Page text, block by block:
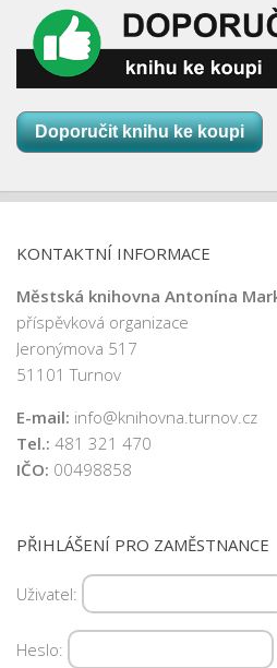
Doporučit knihu ke koupi
KONTAKTNÍ INFORMACE
Městská knihovna Antonína
příspěvková organizace
Jeronýmova 517
51101 Turnov
E-mail: info@knihovna.turnov.cz
Tel.: 481 321 470
IČO: 00498858
PŘIHLÁŠENÍ PRO ZAMĚSTNANCE
Uživatel:
Heslo: